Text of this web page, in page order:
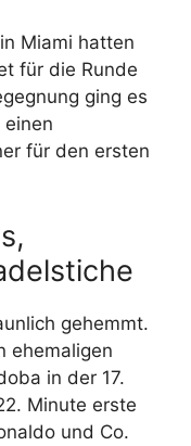
Miami hatten
für die Runde
ging es
für den ersten
gehemmt.
ehemaligen
in der 17.
Minute erste
und Co.